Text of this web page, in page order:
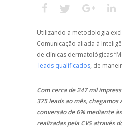
Utilizando a metodologia
Comunicação aliada à
de clínicas dermatológicas
leads qualificados, de
Com cerca de 247 mil
375 leads ao mês, chegamos
conversão de 6% mediante
realizadas pela CVS através